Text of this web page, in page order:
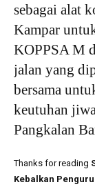
sebagai alat
Kampar
KOPPSA M
jalan yang
bersama
keutuhan
Pangkalan
Thanks for reading
Kebalkan